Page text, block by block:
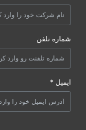
شماره تلفن
ایمیل *